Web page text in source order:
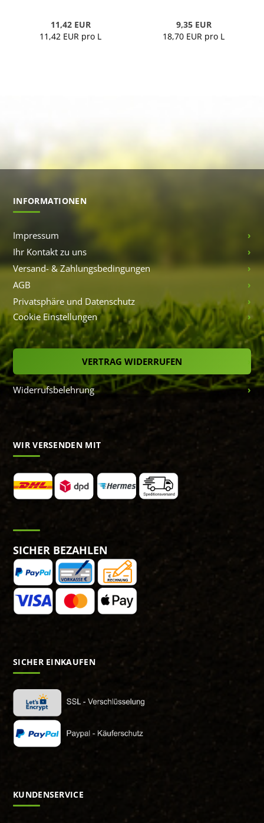
11,42 EUR
11,42 EUR pro L
9,35 EUR
18,70 EUR pro L
INFORMATIONEN
Impressum
Ihr Kontakt zu uns
Versand- & Zahlungsbedingungen
AGB
Privatsphäre und Datenschutz
Cookie Einstellungen
VERTRAG WIDERRUFEN
Widerrufsbelehrung
WIR VERSENDEN MIT
SICHER BEZAHLEN
SICHER EINKAUFEN
KUNDENSERVICE